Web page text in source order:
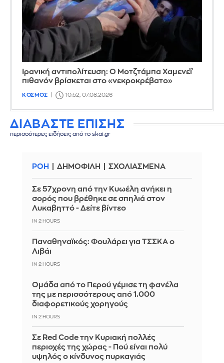
Ιρανική αντιπολίτευση: Ο Μοτζτάμπα Χαμενεΐ
πιθανόν βρίσκεται στο «νεκροκρέβατο»
ΚΟΣΜΟΣ 10:52, 07.08.2026
ΔΙΑΒΑΣΤΕ ΕΠΙΣΗΣ
περισσότερες ειδήσεις από το skai.gr
ΡΟΗ ΔΗΜΟΦΙΛΗ ΣΧΟΛΙΑΣΜΕΝΑ
Σε 57χρονη από την Κυωέλη ανήκει η
σορός που βρέθηκε σε σπηλιά στον
Λυκαβηττό - Δείτε βίντεο
IN 2 HOURS
Παναθηναϊκός: Φουλάρει για ΤΣΣΚΑ ο
Λιβάι
IN 2 HOURS
Ομάδα από το Περού γέμισε τη φανέλα
της με περισσότερους από 1.000
διαφορετικούς χορηγούς
IN 2 HOURS
Σε Red Code την Κυριακή πολλές
περιοχές της χώρας - Πού είναι πολύ
υψηλός ο κίνδυνος πυρκαγιάς